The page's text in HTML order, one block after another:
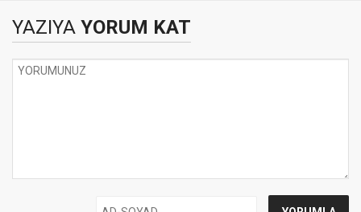
YAZIYA YORUM KAT